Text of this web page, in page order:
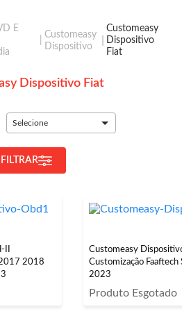
E
Customeasy
Dispositivo
Customeasy
Dispositivo
Fiat
Dispositivo Fiat
Selecione
FILTRAR
2017 2018
Customeasy
Customização
2023
Produto Esgotado